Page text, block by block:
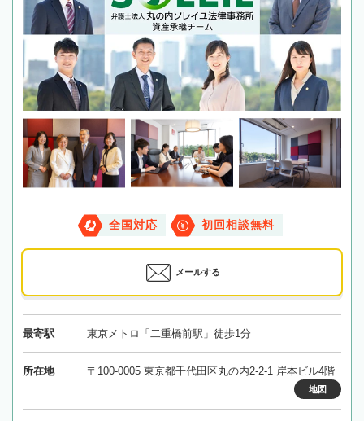
全国対応 初回相談無料
メールする
最寄駅 東京メトロ「二重橋前駅」徒歩1分
所在地 〒100-0005 東京都千代田区丸の内2-2-1 岸本ビル4階
地図